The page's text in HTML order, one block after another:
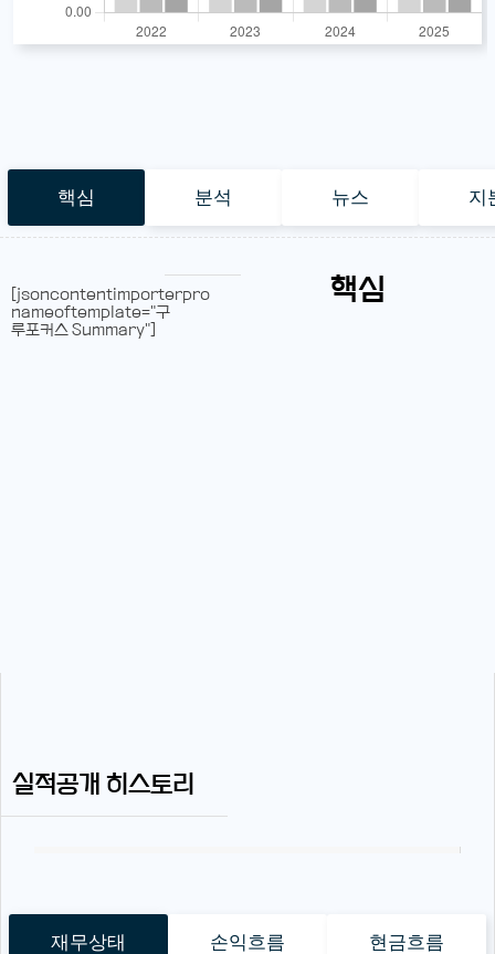
핵심 분석 뉴스 지
핵심
[jsoncontentimporterpro
nameoftemplate="구
루포커스 Summary"]
실적공개 히스토리
재무상태 손익흐름 현금흐름